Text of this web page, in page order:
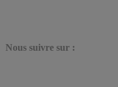
Nous suivre sur :